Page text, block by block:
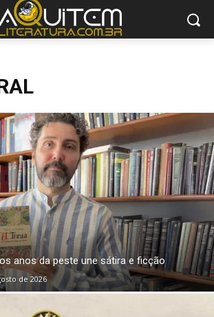
anos da peste une sátira e ficção
de 2026